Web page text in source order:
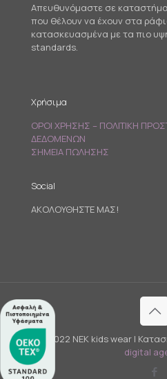
Απευθυνόμαστε σε
που θέλουν να έχουν στα
κατασκευασμένα με τα πιο
standards.
Χρήσιμα
ΟΡΟΙ ΧΡΗΣΗΣ – ΠΟΛΙΤΙΚΗ
ΔΕΔΟΜΕΝΩΝ
ΣΗΜΕΙΑ ΠΩΛΗΣΗΣ
Social
ΑΚΟΛΟΥΘΗΣΤΕ ΜΑΣ!
© 2022 NEK kids wear |
digital